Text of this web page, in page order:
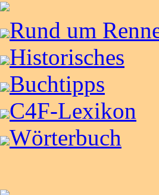
Rund um
Historisches
Buchtipps
C4F-Lexikon
Wörterbuch